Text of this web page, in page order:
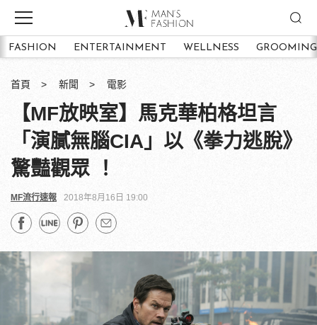
FASHION ENTERTAINMENT WELLNESS GROOMING
首頁 新聞 電影
【MF放映室】馬克華柏格坦言
「演膩無腦CIA」以《拳力逃脫》
驚豔觀眾 ！
MF流行速報 2018年8月16日 19:00